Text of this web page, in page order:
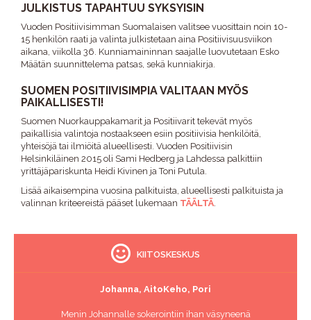
JULKISTUS TAPAHTUU SYKSYISIN
Vuoden Positiivisimman Suomalaisen valitsee vuosittain noin 10-
15 henkilön raati ja valinta julkistetaan aina Positiivisuusviikon
aikana, viikolla 36. Kunniamaininnan saajalle luovutetaan Esko
Määtän suunnittelema patsas, sekä kunniakirja.
SUOMEN POSITIIVISIMPIA VALITAAN MYÖS
PAIKALLISESTI!
Suomen Nuorkauppakamarit ja Positiivarit tekevät myös
paikallisia valintoja nostaakseen esiin positiivisia henkilöitä,
yhteisöjä tai ilmiöitä alueellisesti. Vuoden Positiivisin
Helsinkiläinen 2015 oli Sami Hedberg ja Lahdessa palkittiin
yrittäjäpariskunta Heidi Kivinen ja Toni Putula.
Lisää aikaisempina vuosina palkituista, alueellisesti palkituista ja
valinnan kriteereistä pääset lukemaan TÄÄLTÄ
KIITOSKESKUS
Johanna, AitoKeho, Pori
Menin Johannalle sokerointiin ihan väsyneenä